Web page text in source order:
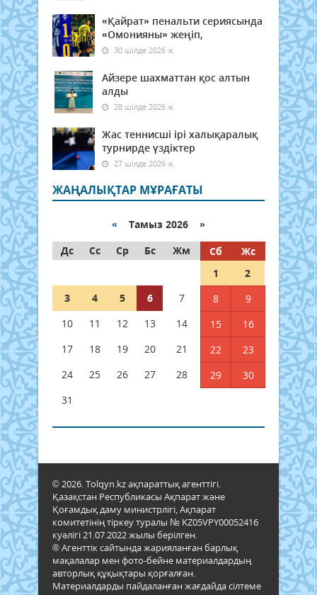
«Қайрат» пенальти сериясында
«Омонияны» жеңіп,
30 шілде 2026 ж.
Айзере шахматтан қос алтын
алды
28 шілде 2026 ж.
Жас теннисші ірі халықаралық
турнирде үздіктер
27 шілде 2026 ж.
ЖАҢАЛЫҚТАР МҰРАҒАТЫ
« Тамыз 2026 »
Дс
Сс Ср Бс Жм Сб
Жс
1
2
3
4 5 6 7 8
9
10
11 12 13 14 15
16
17
18 19 20 21 22
23
24
25 26 27 28 29
30
31
© 2026. Tolqyn.kz ақпараттық агенттігі.
Қазақстан Республикасы Ақпарат және
Қоғамдық даму министрлігі, Ақпарат
комитетінің тіркеу туралы № KZ05VPY00052416
куәлігі 21.07.2022 жылы берілген.
® Агенттік сайтында жарияланған барлық
мақалалар мен фото-бейне материалдардың
авторлық құқықтары қорғалған.
Материалдарды пайдаланған жағдайда сілтеме